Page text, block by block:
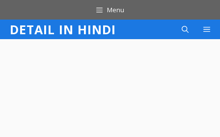
to
content
Menu
DETAIL IN HINDI